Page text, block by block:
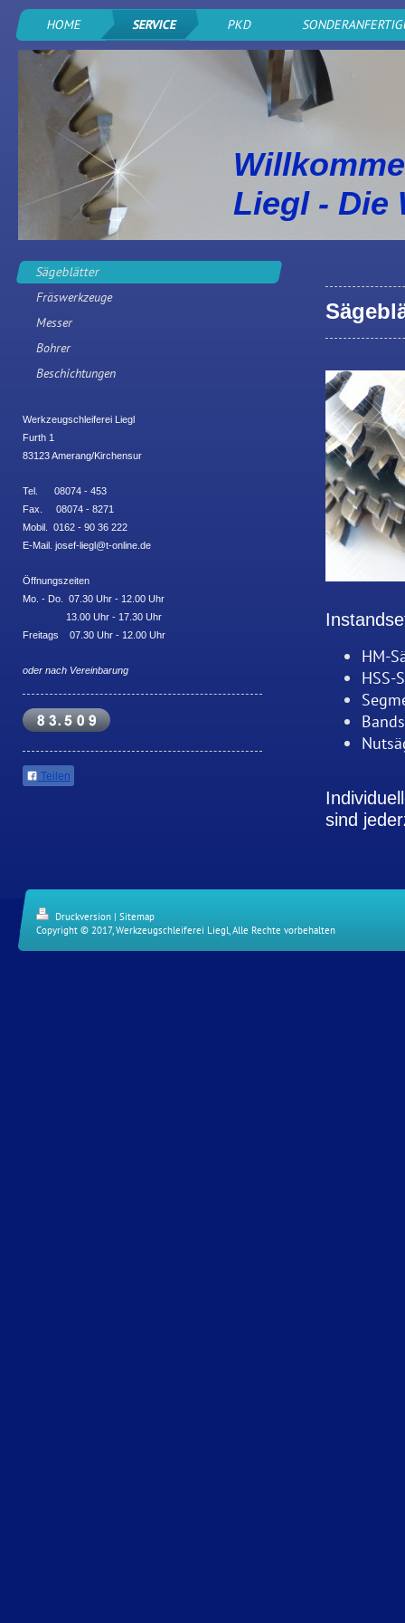
HOME SERVICE PKD
Liegl - Die
Sägeblätter
Fräswerkzeuge
Messer
Bohrer
Beschichtungen
Werkzeugschleiferei Liegl
Furth 1
83123 Amerang/Kirchensur
Tel. 08074 - 453
Fax. 08074 - 8271
Mobil. 0162 - 90 36 222
E-Mail. josef-liegl@t-online.de
Öffnungszeiten
Mo. - Do. 07.30 Uhr - 12.00 Uhr
13.00 Uhr - 17.30 Uhr
Freitags 07.30 Uhr - 12.00 Uhr
oder nach Vereinbarung
Teilen
HM-
HSS-
sind
Druckversion | Sitemap
Copyright © 2017, Werkzeugschleiferei Liegl, Alle Rechte vorbehalten